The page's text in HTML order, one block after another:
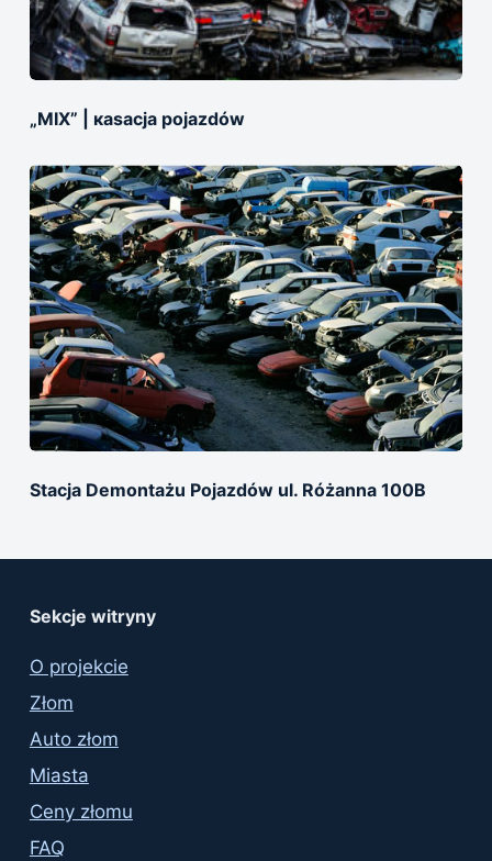
„MIX” | кasacja pojazdów
Stacja Demontażu Pojazdów ul. Różanna 100B
Sekcje witryny
O projekcie
Złom
Auto złom
Miasta
Ceny złomu
FAQ